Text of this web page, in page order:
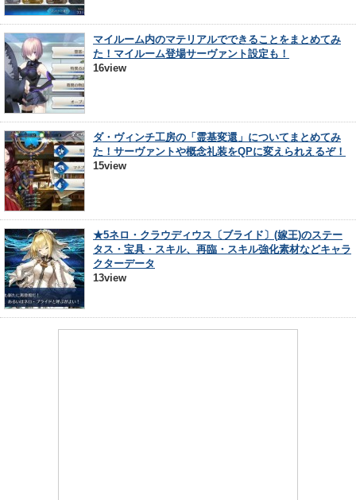
マイルーム内のマテリアルでできることをまとめてみ
た！マイルーム登場サーヴァント設定も！
16view
ダ・ヴィンチ工房の「霊基変還」についてまとめてみ
た！サーヴァントや概念礼装をQPに変えられえるぞ！
15view
★5ネロ・クラウディウス〔ブライド〕(嫁王)のステー
タス・宝具・スキル、再臨・スキル強化素材などキャラ
クターデータ
13view